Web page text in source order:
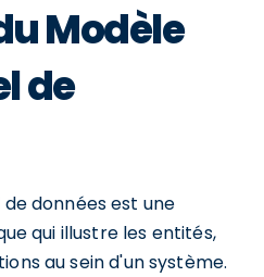
Modèle
de
données est une
qui illustre les entités,
au sein d'un système.